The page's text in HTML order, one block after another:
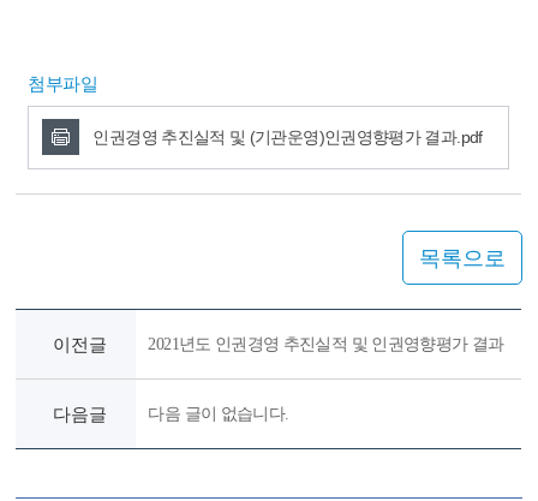
첨부파일
인권경영 추진실적 및 (기관운영)인권영향평가 결과.pdf
목록으로
이전글 2021년도 인권경영 추진실적 및 인권영향평가 결과
다음글 다음 글이 없습니다.